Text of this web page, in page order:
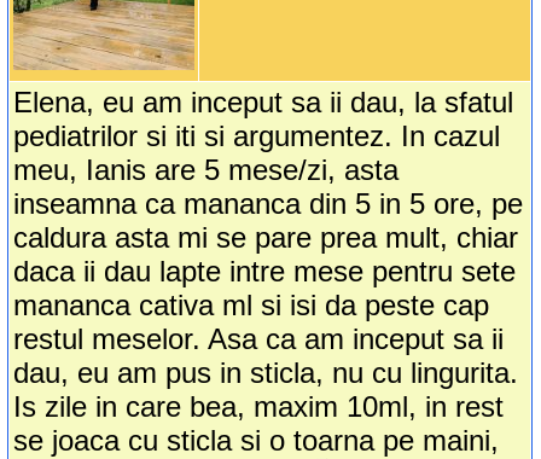
Elena, eu am inceput sa ii dau, la sfatul
pediatrilor si iti si argumentez. In cazul
meu, Ianis are 5 mese/zi, asta
inseamna ca mananca din 5 in 5 ore, pe
caldura asta mi se pare prea mult, chiar
daca ii dau lapte intre mese pentru sete
mananca cativa ml si isi da peste cap
restul meselor. Asa ca am inceput sa ii
dau, eu am pus in sticla, nu cu lingurita.
Is zile in care bea, maxim 10ml, in rest
se joaca cu sticla si o toarna pe maini,